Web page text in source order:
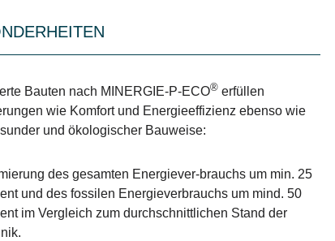
Bauten nach MINERGIE-P-ECO® erfüllen
wie Komfort und Energieeffizienz ebenso wie
und ökologischer Bauweise:
des gesamten Energiever-brauchs um min. 25
und des fossilen Energieverbrauchs um mind. 50
im Vergleich zum durchschnittlichen Stand der